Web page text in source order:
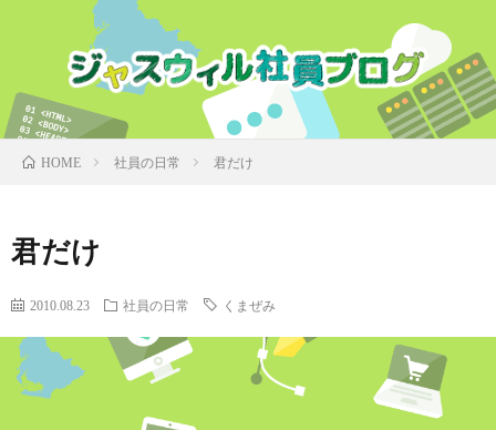
HOME 社員の日常 君だけ
君だけ
2010.08.23 社員の日常 くまぜみ